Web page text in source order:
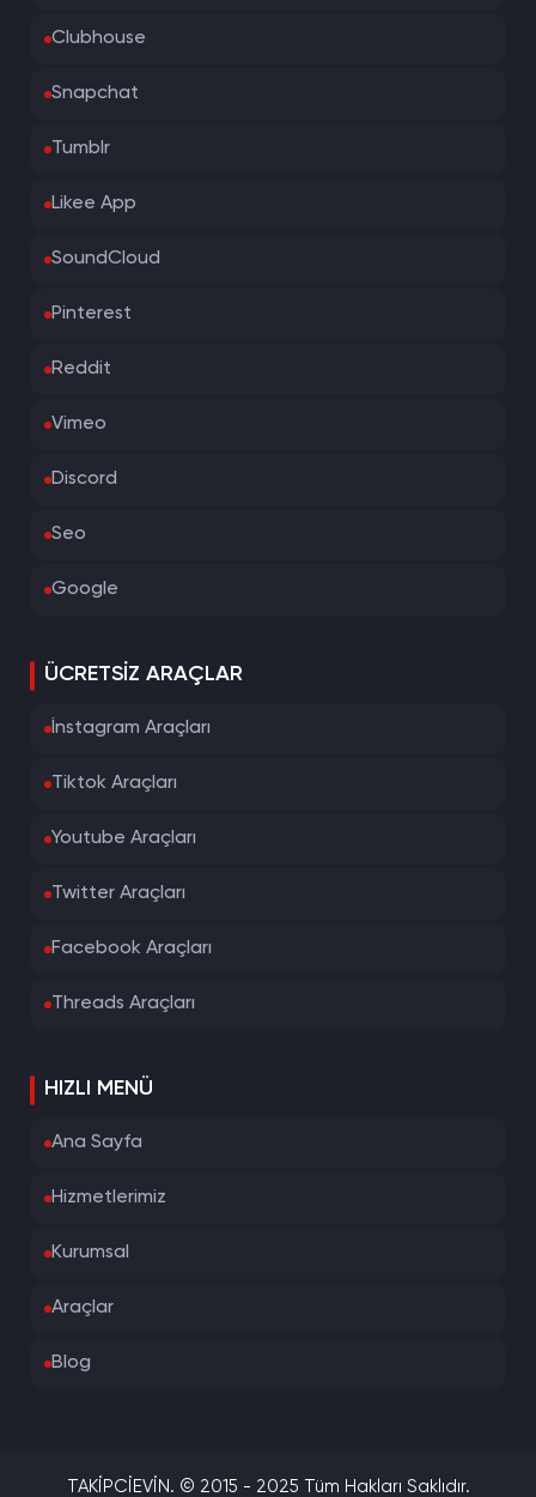
Clubhouse
Snapchat
Tumblr
Likee App
SoundCloud
Pinterest
Reddit
Vimeo
Discord
Seo
Google
ÜCRETSIZ ARAÇLAR
İnstagram Araçları
Tiktok Araçları
Youtube Araçları
Twitter Araçları
Facebook Araçları
Threads Araçları
HIZLI MENÜ
Ana Sayfa
Hizmetlerimiz
Kurumsal
Araçlar
Blog
TAKİPCİEVİN. © 2015 - 2025 Tüm Hakları Saklıdır.